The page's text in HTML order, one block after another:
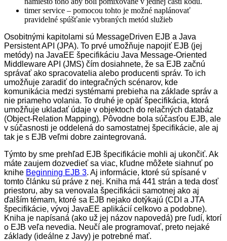
timer service – pomocou tohto je možné naplánovať
pravidelné spúšťanie vybraných metód služieb
Osobitnými kapitolami sú MessageDriven EJB a Java
Persistent API (JPA). To prvé umožňuje napojiť EJB (jej
metódy) na JavaEE špecifikáciu Java Message-Oriented
Middleware API (JMS) čím dosiahnete, že sa EJB začnú
správať ako spracovatelia alebo producenti správ. To ich
umožňuje zaradiť do integračných scénarov, kde
komunikácia medzi systémami prebieha na základe správ a
nie priameho volania. To druhé je opäť špecifikácia, ktorá
umožňuje ukladať údaje v objektoch do relačných databáz
(Object-Relation Mapping). Pôvodne bola súčasťou EJB, ale
v súčasnosti je oddelená do samostatnej špecifikácie, ale aj
tak je s EJB veľmi dobre zaintegrovaná.
Týmto by sme prehľad EJB špecifikácie mohli aj ukončiť. Ak
máte zaujem dozvedieť sa viac, kľudne môžete siahnuť po
knihe Beginning EJB 3. Aj informácie, ktoré sú spísané v
tomto článku sú práve z nej. Kniha má 441 strán a teda dosť
priestoru, aby sa venovala špecifikácii samotnej ako aj
ďalším témam, ktoré sa EJB nejako dotýkajú (CDI a JTA
špecifikácie, vývoj JavaEE aplikácií celkovo a podobne).
Kniha je napísaná (ako už jej názov napovedá) pre ľudí, ktorí
o EJB veľa nevedia. Neučí ale programovať, preto nejaké
základy (ideálne z Javy) je potrebné mať.